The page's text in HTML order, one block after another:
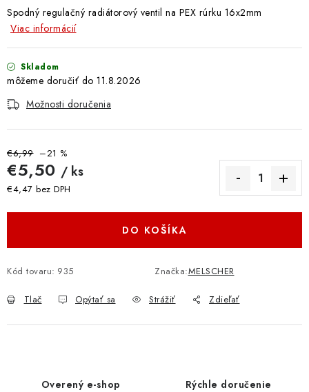
Spodný regulačný radiátorový ventil na PEX rúrku 16x2mm
Viac informácií
Skladom
11.8.2026
Možnosti doručenia
€6,99 –21 %
€5,50 / ks
€4,47 bez DPH
DO KOŠÍKA
Kód tovaru: 935 Značka:MELSCHER
Tlač Opýtať sa Strážiť Zdieľať
Overený e-shop Rýchle doručenie